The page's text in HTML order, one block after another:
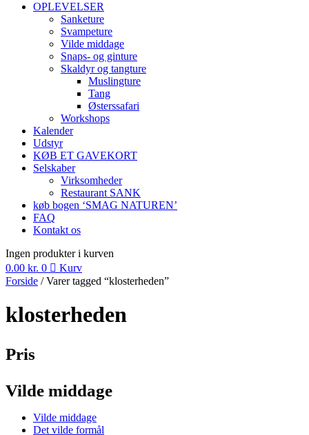
OPLEVELSER
Sanketure
Svampeture
Vilde middage
Snaps- og ginture
Skaldyr og tangture
Muslingture
Tang
Østerssafari
Workshops
Kalender
Udstyr
KØB ET GAVEKORT
Selskaber
Virksomheder
Restaurant SANK
køb bogen ‘SMAG NATUREN’
FAQ
Kontakt os
Ingen produkter i kurven
0.00 kr. 0
Kurv
Forside / Varer tagged “klosterheden”
klosterheden
Pris
Vilde middage
Vilde middage
Det vilde formål